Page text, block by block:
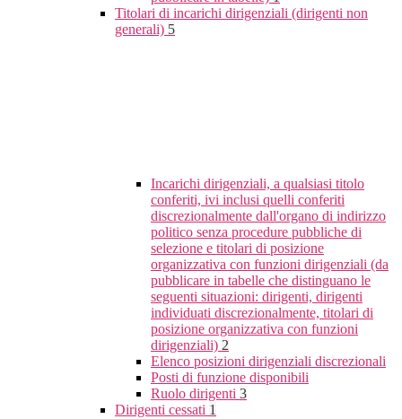
Titolari di incarichi dirigenziali (dirigenti non
generali) 5
Incarichi dirigenziali, a qualsiasi titolo
conferiti, ivi inclusi quelli conferiti
discrezionalmente dall'organo di indirizzo
politico senza procedure pubbliche di
selezione e titolari di posizione
organizzativa con funzioni dirigenziali (da
pubblicare in tabelle che distinguano le
seguenti situazioni: dirigenti, dirigenti
individuati discrezionalmente, titolari di
posizione organizzativa con funzioni
dirigenziali) 2
Elenco posizioni dirigenziali discrezionali
Posti di funzione disponibili
Ruolo dirigenti 3
Dirigenti cessati 1